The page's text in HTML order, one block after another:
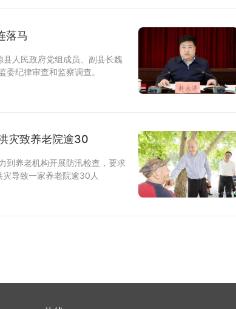
落马
人民政府党组成员、副县长魏
纪律审查和监察调查。
灾致养老院逾30
到养老机构开展防汛检查，要求
导致一家养老院逾30人